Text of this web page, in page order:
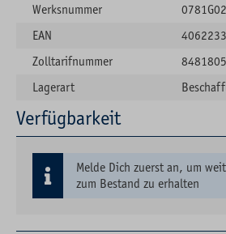
Werksnummer
EAN
Zolltarifnummer
Lagerart
Verfügbarkeit
Melde Dich zuerst an, um
zum Bestand zu erhalten